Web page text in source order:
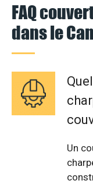
FAQ
dans le
Un